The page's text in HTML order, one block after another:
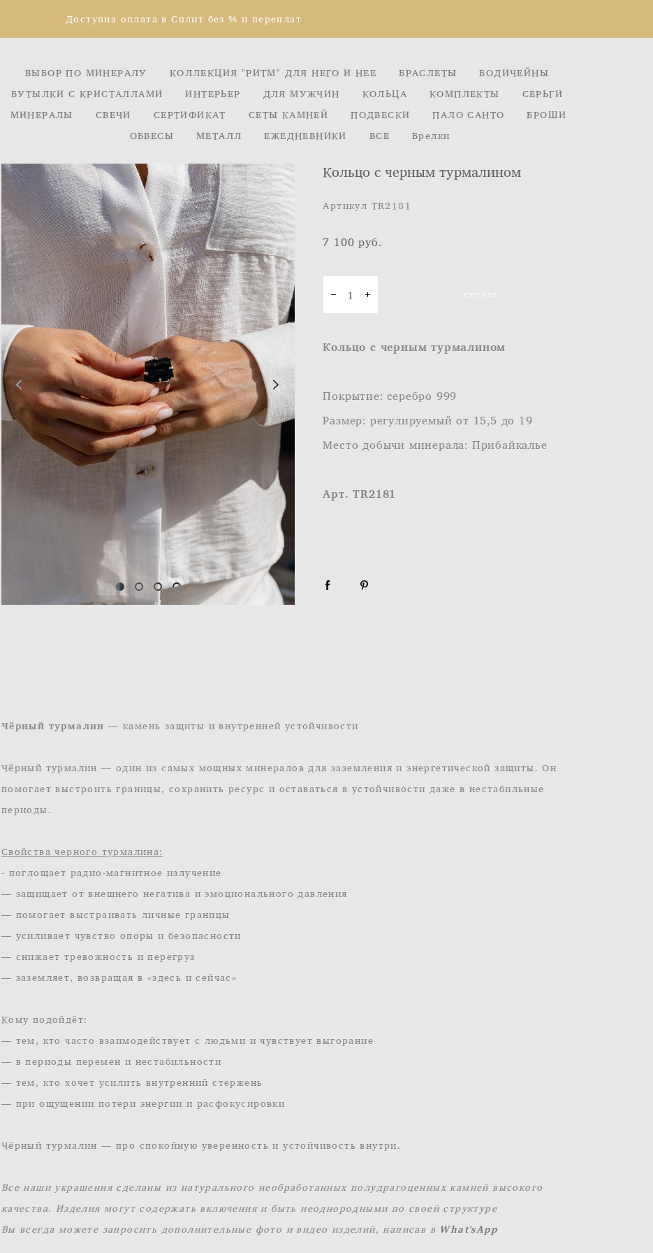
Доступна оплата в Сплит без % и переплат
ВЫБОР ПО МИНЕРАЛУ КОЛЛЕКЦИЯ "РИТМ" ДЛЯ НЕГО И НЕЕ БРАСЛЕТЫ
БОДИЧЕЙНЫ
БУТЫЛКИ С КРИСТАЛЛАМИ
ИНТЕРЬЕР ДЛЯ МУЖЧИН КОЛЬЦА КОМПЛЕКТЫ
СЕРЬГИ
МИНЕРАЛЫ
СВЕЧИ СЕРТИФИКАТ СЕТЫ КАМНЕЙ ПОДВЕСКИ ПАЛО САНТО
БРОШИ
ОБВЕСЫ
МЕТАЛЛ ЕЖЕДНЕВНИКИ ВСЕ Брелки
Кольцо с черным турмалином
Артикул TR2181
7 100 pуб.
КУПИТЬ
Кольцо с черным турмалином
Покрытие: cеребро 999
Размер: регулируемый от 15,5 до 19
Место добычи минерала: Прибайкалье
Арт. TR2181
Чёрный турмалин — камень защиты и внутренней устойчивости
Чёрный турмалин — один из самых мощных минералов для заземления и энергетической защиты. Он
помогает выстроить границы, сохранить ресурс и оставаться в устойчивости даже в нестабильные
периоды.
Свойства черного турмалина:
- поглощает радио-магнитное излучение
— защищает от внешнего негатива и эмоционального давления
— помогает выстраивать личные границы
— усиливает чувство опоры и безопасности
— снижает тревожность и перегруз
— заземляет, возвращая в «здесь и сейчас»
Кому подойдёт:
— тем, кто часто взаимодействует с людьми и чувствует выгорание
— в периоды перемен и нестабильности
— тем, кто хочет усилить внутренний стержень
— при ощущении потери энергии и расфокусировки
Чёрный турмалин — про спокойную уверенность и устойчивость внутри.
Все наши украшения сделаны из натурального необработанных полудрагоценных камней высокого
качества. Изделия могут содержать включения и быть неоднородными по своей структуре
Вы всегда можете запросить дополнительные фото и видео изделий, написав в What'sApp